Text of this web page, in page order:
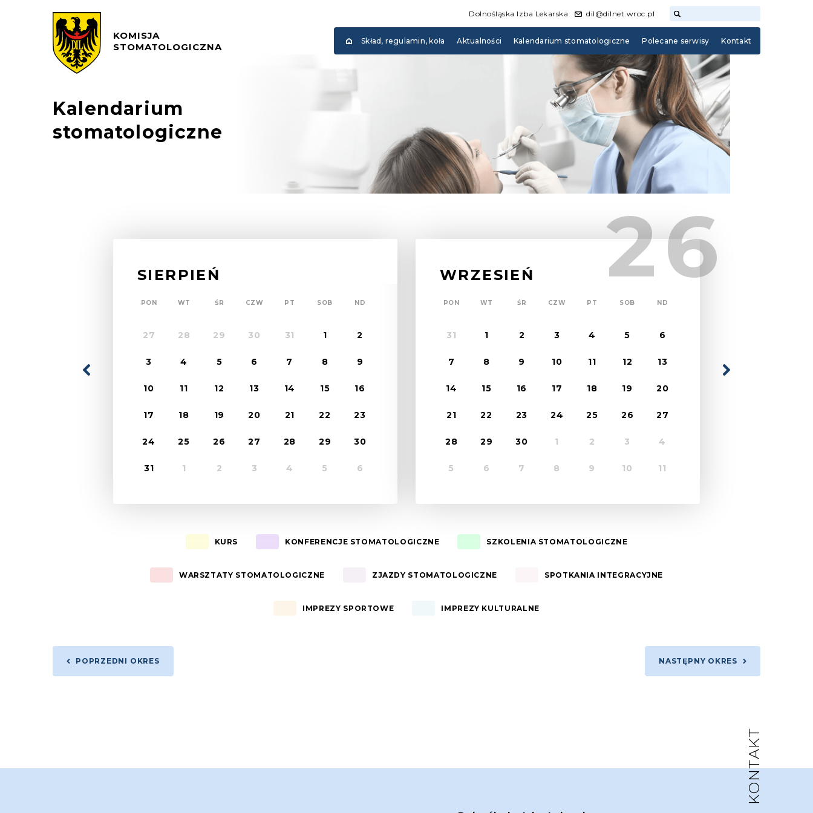
Dolnośląska Izba Lekarska dil@dilnet.wroc.pl
KOMISJA
STOMATOLOGICZNA
Skład, regulamin, koła Aktualności Kalendarium stomatologiczne Polecane serwisy Kontakt
Kalendarium
stomatologiczne
26
SIERPIEŃ
PON WT ŚR CZW PT SOB ND
27 28 29 30 31 1 2
3 4 5 6 7 8 9
10 11 12 13 14 15 16
17 18 19 20 21 22 23
24 25 26 27 28 29 30
31 1 2 3 4 5 6
WRZESIEŃ
PON WT ŚR CZW PT SOB ND
31 1 2 3 4 5 6
7 8 9 10 11 12 13
14 15 16 17 18 19 20
21 22 23 24 25 26 27
28 29 30 1 2 3 4
5 6 7 8 9 10 11
KURS KONFERENCJE STOMATOLOGICZNE SZKOLENIA STOMATOLOGICZNE
WARSZTATY STOMATOLOGICZNE ZJAZDY STOMATOLOGICZNE SPOTKANIA INTEGRACYJNE
IMPREZY SPORTOWE IMPREZY KULTURALNE
POPRZEDNI OKRES NASTĘPNY OKRES
KONTAKT